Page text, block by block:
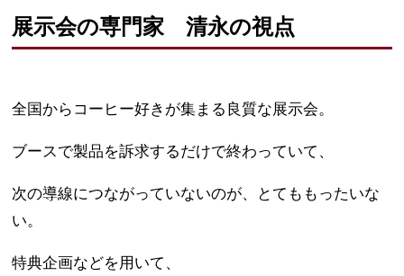
展示会の専門家 清永の視点
全国からコーヒー好きが集まる良質な展示会。
ブースで製品を訴求するだけで終わっていて、
次の導線につながっていないのが、とてももったいな
い。
特典企画などを用いて、